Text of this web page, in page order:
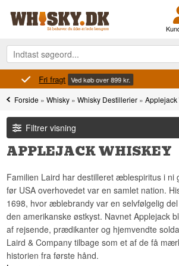
Fri fragt Ved køb over 899 kr.
Forside »Whisky »Whisky Destillerier »Applejack
Filtrer visning
APPLEJACK WHISKEY
Familien Laird har destilleret æblespiritus i ni
før USA overhovedet var en samlet nation.
1698, hvor æblebrandy var en selvfølgelig
den amerikanske østkyst. Navnet Applejack
af rejsende, prædikanter og hjemvendte
Laird & Company tilbage som et af de få
historien fra første hånd.